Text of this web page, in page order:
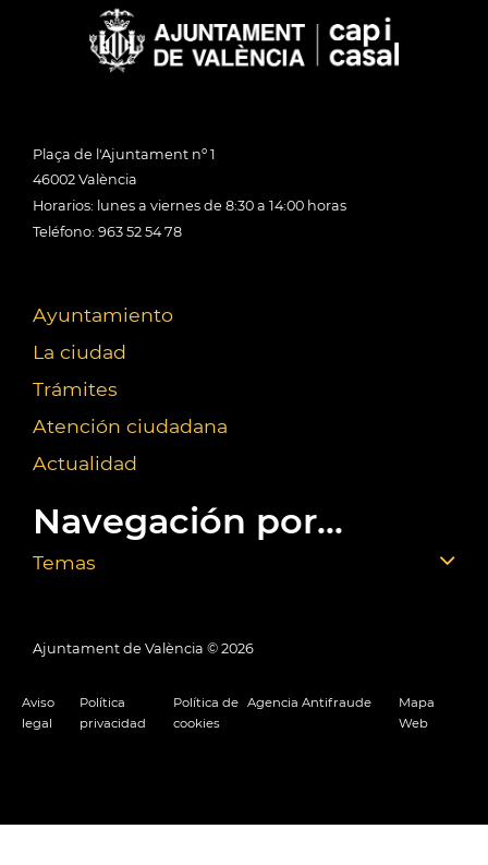
Plaça de l'Ajuntament nº 1
46002 València
Horarios: lunes a viernes de 8:30 a 14:00 horas
Teléfono: 963 52 54 78
Ayuntamiento
La ciudad
Trámites
Atención ciudadana
Actualidad
Navegación por...
Temas
Ajuntament de València © 2026
Aviso
legal
Política
privacidad
Política de
cookies
Agencia Antifraude
Mapa
Web